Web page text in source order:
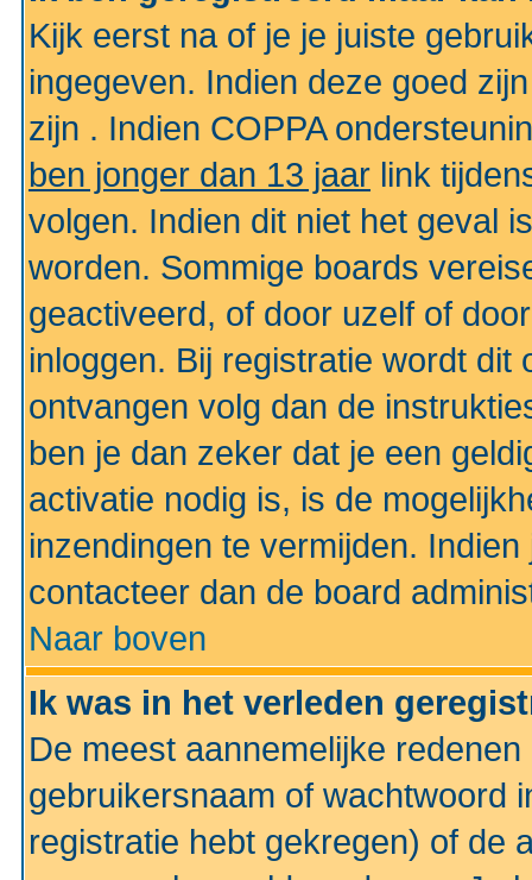
Kijk eerst na of je je juiste
ingegeven. Indien deze goed
zijn . Indien COPPA
ben jonger dan 13 jaar link
volgen. Indien dit niet het geval
worden. Sommige boards
geactiveerd, of door uzelf of
inloggen. Bij registratie wordt dit
ontvangen volg dan de
ben je dan zeker dat je een
activatie nodig is, is de
inzendingen te vermijden.
contacteer dan de board
Naar boven
Ik was in het verleden
De meest aannemelijke
gebruikersnaam of wachtwoord
registratie hebt gekregen) of de